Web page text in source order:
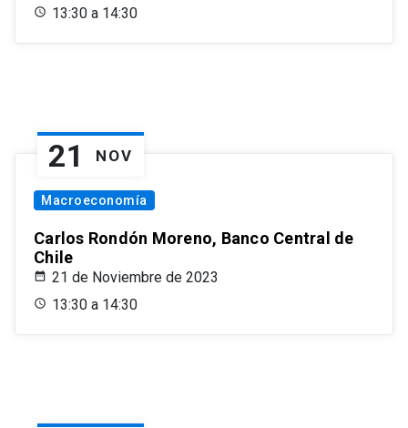
13:30 a 14:30
21 NOV
Macroeconomía
Carlos Rondón Moreno, Banco Central de
Chile
21 de Noviembre de 2023
13:30 a 14:30